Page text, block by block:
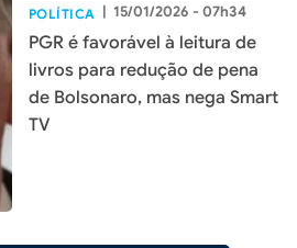
POLÍTICA | 15/01/2026 - 07h34
PGR é favorável à leitura de
livros para redução de pena
de Bolsonaro, mas nega Smart
TV